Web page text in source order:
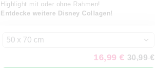
Highlight mit oder ohne Rahmen!
Entdecke weitere Disney Collagen!
50 x 70 cm
16,99 € 30,99 €